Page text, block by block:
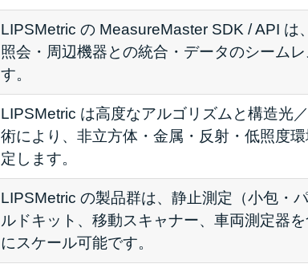
LIPSMetric の MeasureMaster SDK / API は
照会・周辺機器との統合・データのシーム
す。
LIPSMetric は高度なアルゴリズムと構造光
術により、非立方体・金属・反射・低照度
定します。
LIPSMetric の製品群は、静止測定（小包・
ルドキット、移動スキャナー、車両測定器
にスケール可能です。